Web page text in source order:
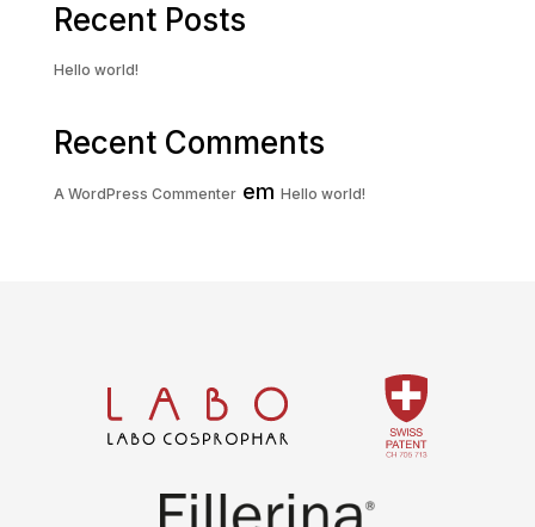
Recent Posts
Hello world!
Recent Comments
A WordPress Commenterem Hello world!